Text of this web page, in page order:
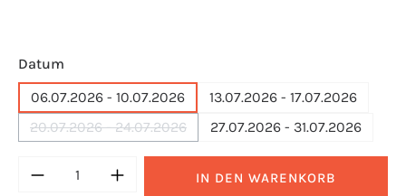
Datum
06.07.2026 - 10.07.2026
13.07.2026 - 17.07.2026
20.07.2026 - 24.07.2026
(Diese Option ist zurzeit nicht verfügbar.)
27.07.2026 - 31.07.2026
Produkt Anzahl: Gib den gewünschten
IN DEN WARENKORB